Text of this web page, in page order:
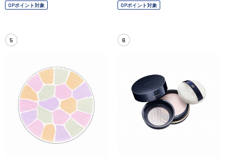
OPポイント対象 OPポイント対象
5 6